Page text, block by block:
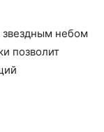
звездным небом
позволит